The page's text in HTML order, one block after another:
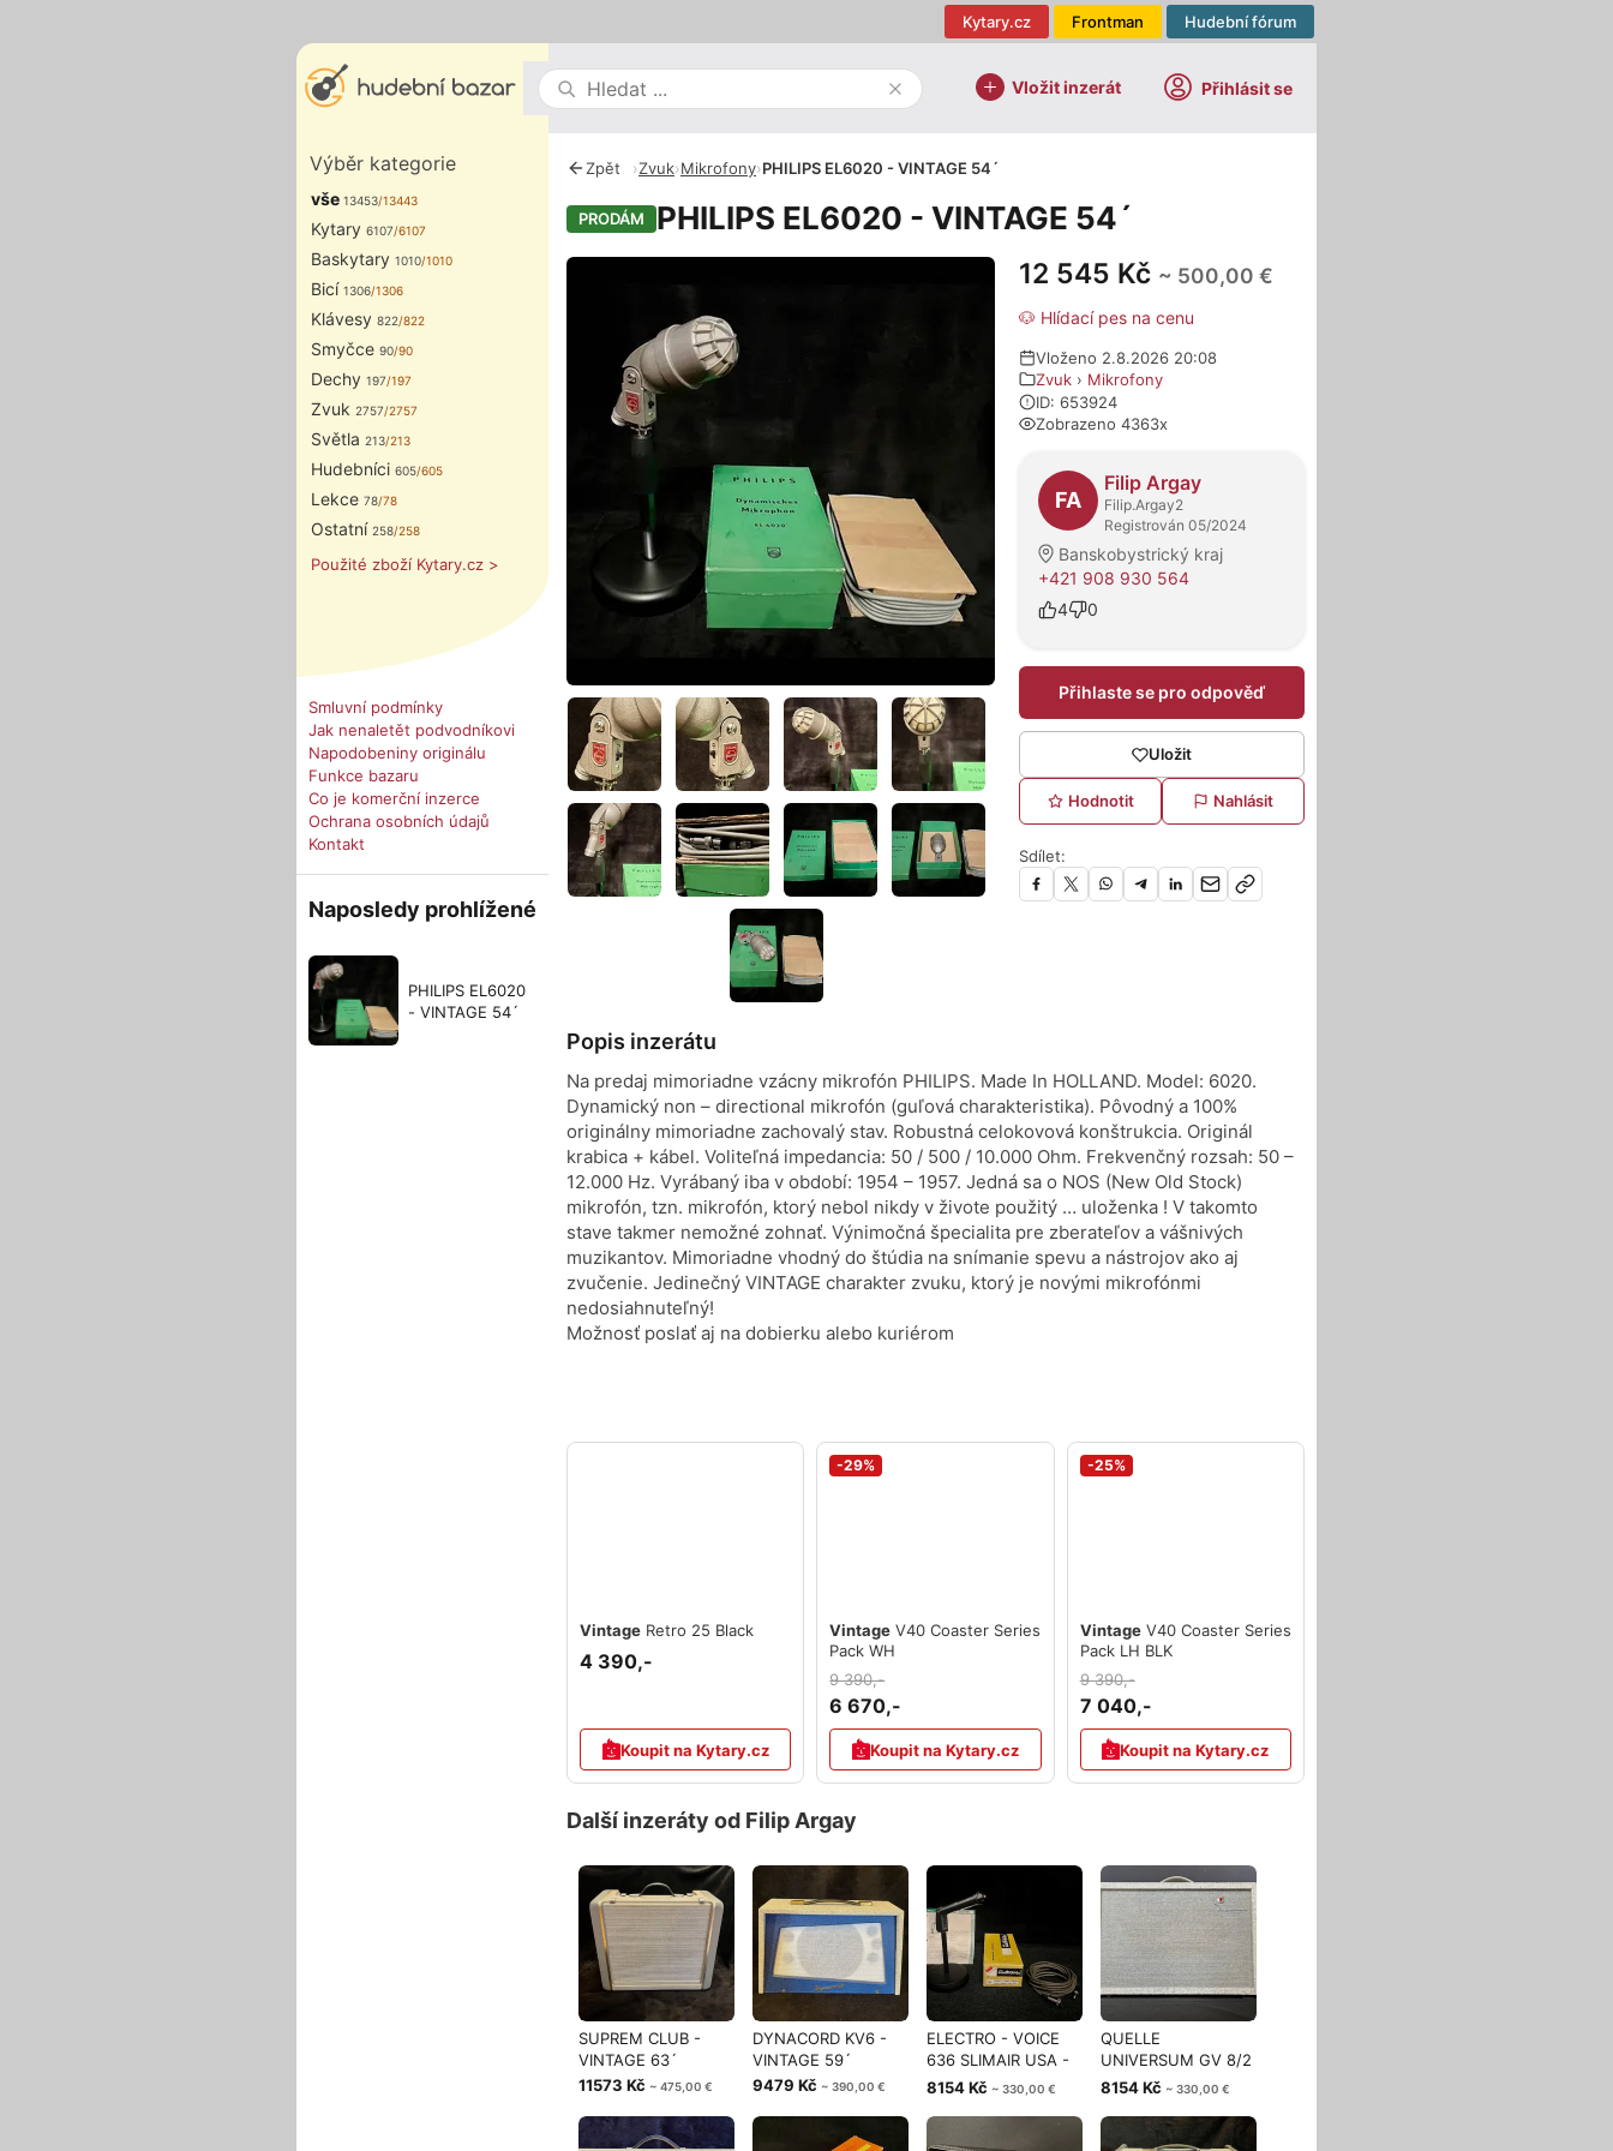
Hudební fórum
Frontman
Kytary.cz
Vložit inzerát Přihlásit se
Výběr kategorie
vše 13453/13443
Kytary 6107/6107
Baskytary 1010/1010
Bicí 1306/1306
Klávesy 822/822
Smyčce 90/90
Dechy 197/197
Zvuk 2757/2757
Světla 213/213
Hudebníci 605/605
Lekce 78/78
Ostatní 258/258
Použité zboží Kytary.cz >
Smluvní podmínky
Jak nenaletět podvodníkovi
Napodobeniny originálu
Funkce bazaru
Co je komerční inzerce
Ochrana osobních údajů
Kontakt
Naposledy prohlížené
PHILIPS EL6020
- VINTAGE 54´
Zpět ›Zvuk›Mikrofony›PHILIPS EL6020 - VINTAGE 54´
PRODÁM PHILIPS EL6020 - VINTAGE 54´
Fotografie 12 545 Kč ~ 500,00 €
🐶 Hlídací pes na cenu
Vloženo 2.8.2026 20:08
Zvuk › Mikrofony
ID: 653924
Zobrazeno 4363x
O prodejci
FA
Filip Argay
Filip.Argay2
Registrován 05/2024
Banskobystrický kraj
+421 908 930 564
4
0
Přihlaste se pro odpověď
Uložit
Hodnotit Nahlásit
Sdílet:
Popis inzerátu
Na predaj mimoriadne vzácny mikrofón PHILIPS. Made In HOLLAND. Model: 6020.
Dynamický non – directional mikrofón (guľová charakteristika). Pôvodný a 100%
originálny mimoriadne zachovalý stav. Robustná celokovová konštrukcia. Originál
krabica + kábel. Voliteľná impedancia: 50 / 500 / 10.000 Ohm. Frekvenčný rozsah: 50 –
12.000 Hz. Vyrábaný iba v období: 1954 – 1957. Jedná sa o NOS (New Old Stock)
mikrofón, tzn. mikrofón, ktorý nebol nikdy v živote použitý … uloženka ! V takomto
stave takmer nemožné zohnať. Výnimočná špecialita pre zberateľov a vášnivých
muzikantov. Mimoriadne vhodný do štúdia na snímanie spevu a nástrojov ako aj
zvučenie. Jedinečný VINTAGE charakter zvuku, ktorý je novými mikrofónmi
nedosiahnuteľný!
Možnosť poslať aj na dobierku alebo kuriérom
Vintage Retro 25 Black
4 390,-
Koupit na Kytary.cz
-29%
Vintage V40 Coaster Series
Pack WH
9 390,-
6 670,-
Koupit na Kytary.cz
-25%
Vintage V40 Coaster Series
Pack LH BLK
9 390,-
7 040,-
Koupit na Kytary.cz
Další inzeráty od Filip Argay
SUPREM CLUB -
VINTAGE 63´
11573 Kč ~ 475,00 €
DYNACORD KV6 -
VINTAGE 59´
9479 Kč ~ 390,00 €
ELECTRO - VOICE
636 SLIMAIR USA -
VINTAGE 65´
8154 Kč ~ 330,00 €
QUELLE
UNIVERSUM GV 8/2
- VINTAGE 63´
8154 Kč ~ 330,00 €